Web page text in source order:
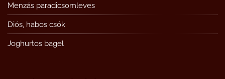
Menzás paradicsomleves
Diós, habos csók
Joghurtos bagel